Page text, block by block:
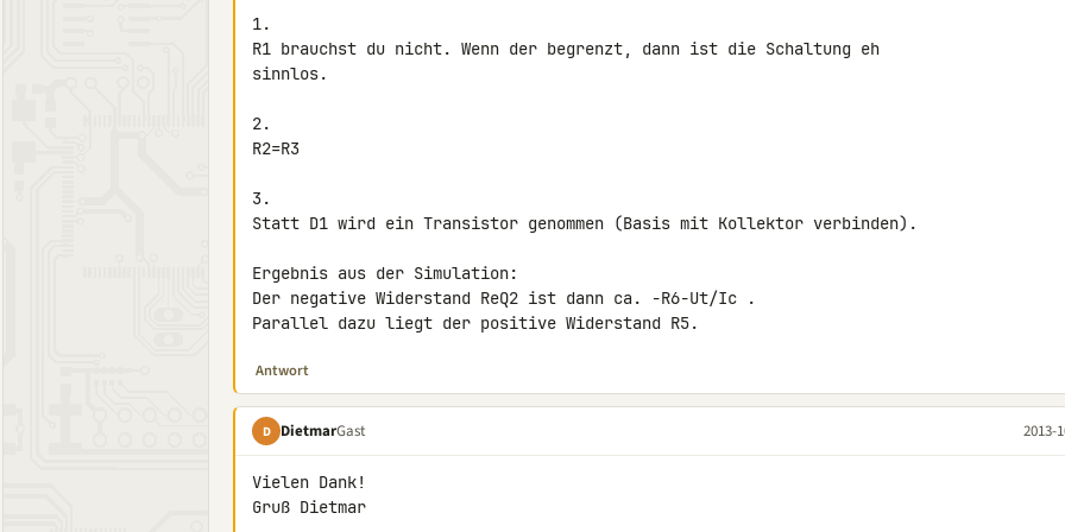
1.
R1 brauchst du nicht. Wenn der begrenzt, dann ist die Schaltung eh
sinnlos.
2.
R2=R3
3.
Statt D1 wird ein Transistor genommen (Basis mit Kollektor verbinden).
Ergebnis aus der Simulation:
Der negative Widerstand ReQ2 ist dann ca. -R6-Ut/Ic .
Parallel dazu liegt der positive Widerstand R5.
Antwort
D DietmarGast 2013-
Vielen Dank!
Gruß Dietmar